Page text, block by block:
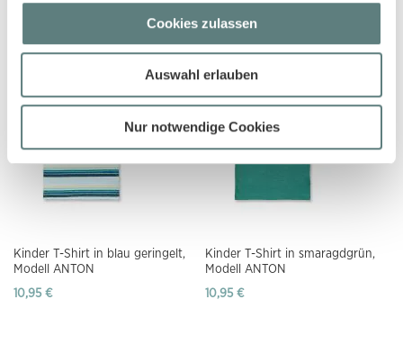
Cookies zulassen
Auswahl erlauben
Nur notwendige Cookies
Kinder T-Shirt in blau geringelt,
Modell ANTON
10,95 €
Kinder T-Shirt in smaragdgrün,
Modell ANTON
10,95 €